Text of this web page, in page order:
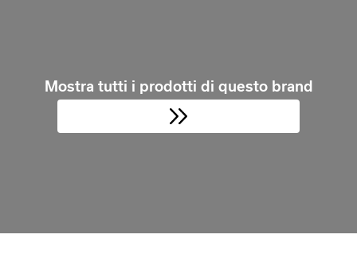
Mostra tutti i prodotti di questo brand